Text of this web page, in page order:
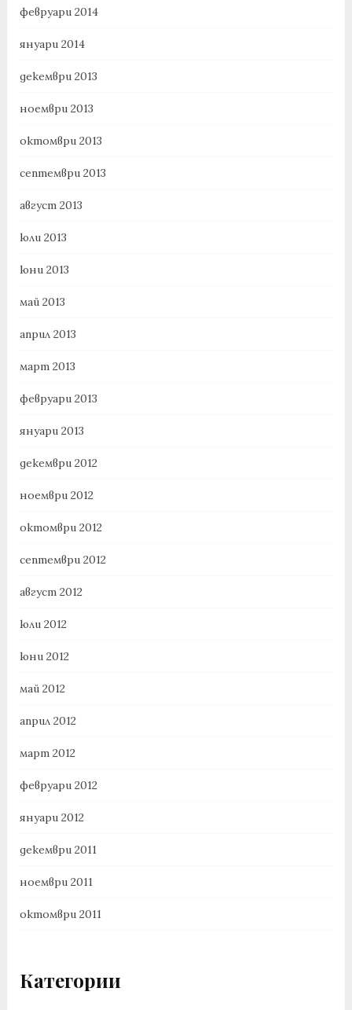
февруари 2014
януари 2014
декември 2013
ноември 2013
октомври 2013
септември 2013
август 2013
юли 2013
юни 2013
май 2013
април 2013
март 2013
февруари 2013
януари 2013
декември 2012
ноември 2012
октомври 2012
септември 2012
август 2012
юли 2012
юни 2012
май 2012
април 2012
март 2012
февруари 2012
януари 2012
декември 2011
ноември 2011
октомври 2011
Категории